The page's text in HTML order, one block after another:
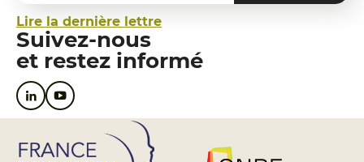
Lire la dernière lettre
Suivez-nous
et restez informé